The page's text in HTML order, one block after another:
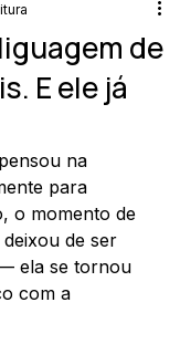
de
E ele já
na
para
o momento de
deixou de ser
ela se tornou
com a